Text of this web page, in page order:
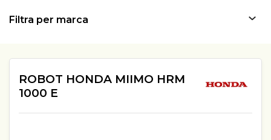
Filtra per marca
ROBOT HONDA MIIMO HRM
1000 E